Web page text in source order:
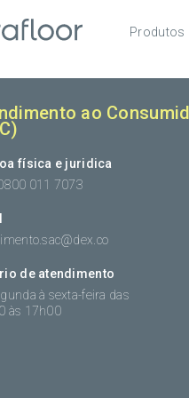
Produtos
ao
física e juridica
011 7073
de atendimento
à sexta-feira das
às 17h00